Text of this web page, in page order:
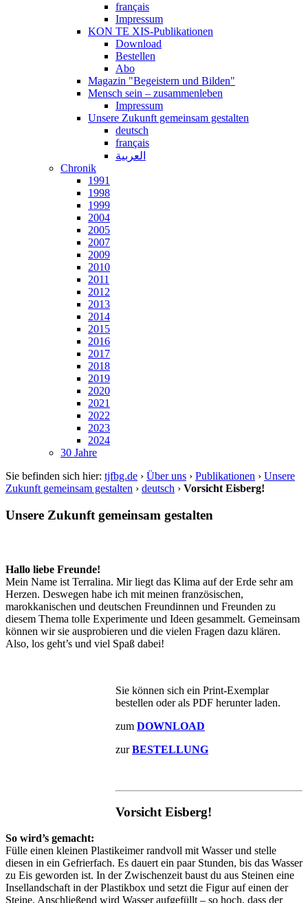
français
Impressum
KON TE XIS-Publikationen
Download
Bestellen
Abo
Magazin "Begeistern und Bilden"
Mensch sein – zusammenleben
Impressum
Unsere Zukunft gemeinsam gestalten
deutsch
français
العربية
Chronik
1991
1998
1999
2004
2005
2007
2009
2010
2011
2012
2013
2014
2015
2016
2017
2018
2019
2020
2021
2022
2023
2024
30 Jahre
Sie befinden sich hier: tjfbg.de › Über uns › Publikationen › Unsere
Zukunft gemeinsam gestalten › deutsch › Vorsicht Eisberg!
Unsere Zukunft gemeinsam gestalten
Hallo liebe Freunde!
Mein Name ist Terralina. Mir liegt das Klima auf der Erde sehr am
Herzen. Deswegen habe ich mit meinen französischen,
marokkanischen und deutschen Freundinnen und Freunden zu
diesem Thema tolle Experimente und Ideen gesammelt. Gemeinsam
können wir sie ausprobieren und die vielen Fragen dazu klären.
Also, los geht’s und viel Spaß dabei!
Sie können sich ein Print-Exemplar
bestellen oder als PDF herunter laden.
zum DOWNLOAD
zur BESTELLUNG
Vorsicht Eisberg!
So wird’s gemacht:
Fülle einen kleinen Plastikeimer randvoll mit Wasser und stelle
diesen in ein Gefrierfach. Es dauert ein paar Stunden, bis das Wasser
zu Eis geworden ist. In der Zwischenzeit baust du aus Steinen eine
Insellandschaft in der Plastikbox und setzt die Figur auf einen der
Steine. Anschließend wird Wasser aufgefüllt – so hoch, dass der